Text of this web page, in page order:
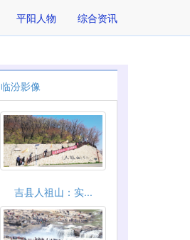
平阳人物 综合资讯
临汾影像
吉县人祖山：实...